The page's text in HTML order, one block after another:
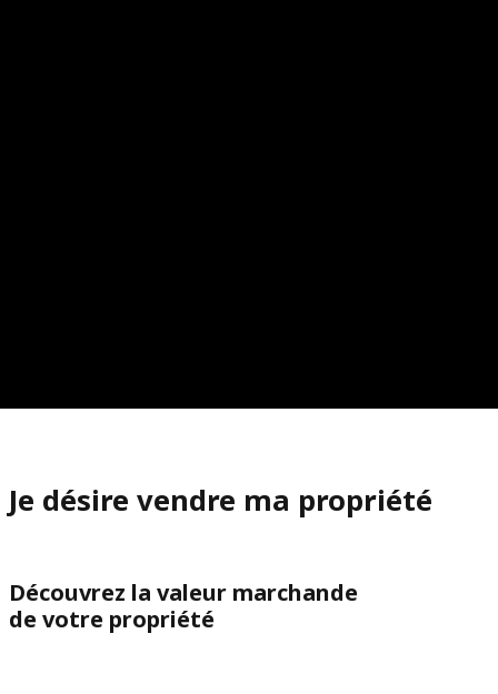
Je désire vendre ma propriété
Découvrez la valeur marchande
de votre propriété